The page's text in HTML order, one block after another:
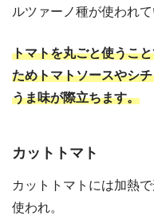
ルツァーノ種が使われて
トマトを丸ごと使うこ
ためトマトソースやシ
うま味が際立ちます。
カットトマト
カットトマトには加熱
使われ。